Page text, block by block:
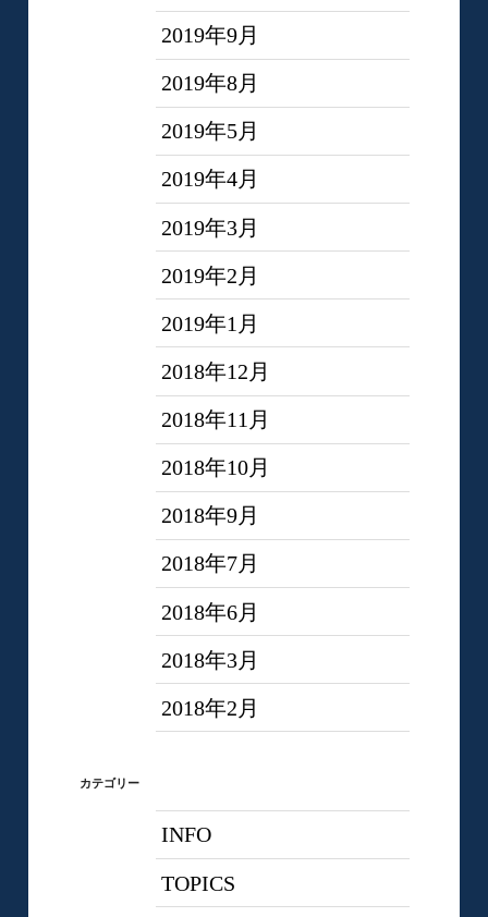
2019年9月
2019年8月
2019年5月
2019年4月
2019年3月
2019年2月
2019年1月
2018年12月
2018年11月
2018年10月
2018年9月
2018年7月
2018年6月
2018年3月
2018年2月
カテゴリー
INFO
TOPICS